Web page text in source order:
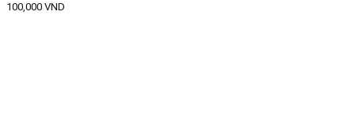
100,000 VND